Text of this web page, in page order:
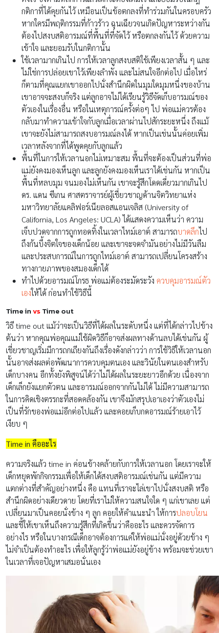
กติกาที่ได้คุยกันไว้ เหมือนเป็นข้อตกลงที่ทำร่วมกันในครอบครัว
หากใครมีพฤติกรรมที่ก้าวร้าว ฉุนเฉียวจนเกิดปัญหาระหว่างกัน
ต้องไปสงบสติอารมณ์ที่พื้นที่ที่จัดไว้ หรือตกลงกันไว้ ด้วยความ
เข้าใจ และยอมรับในกติกานั้น
ใช้เวลามากเกินไป การให้เวลาลูกสงบสติใช้เพียงเวลาสั้น ๆ และ
ไม่ใช่การปล่อยเขาไว้เพียงลำพัง และไม่สนใจอีกต่อไป เมื่อไหร่
ก็ตามที่คุณแยกเขาออกไปนั่งสำนึกผิดในมุมใดมุมหนึ่งของบ้าน
เขาอาจจะสงบก็จริง แต่ลูกอาจไม่ได้เรียนรู้วิธีจัดเก็บอารมณ์ของ
ตัวเองในเรื่องอื่น หรือในเหตุการณ์ครั้งต่อๆ ไป พ่อแม่ควรต้อง
กลับมาทำความเข้าใจกับลูกเมื่อเวลาผ่านไปสักระยะหนึ่ง ถึงแม้
เขาจะยังไม่สามารถสงบอารมณ์ลงได้ หากเป็นเช่นนั้นค่อยเพิ่ม
เวลาหลังจากที่ได้พูดคุยกับลูกแล้ว
พื้นที่ในการให้เวลานอกไม่เหมาะสม พื้นที่จะต้องเป็นส่วนที่พ่อ
แม่ยังคงมองเห็นลูก และลูกยังคงมองเห็นเราได้เช่นกัน หากเป็น
พื้นที่หลบมุม จนมองไม่เห็นกัน เขาจะรู้สึกโดดเดี่ยวมากเกินไป
ดร. แดน ซีเกน ศาสตราจารย์ผู้เชี่ยวชาญด้านจิตวิทยาแห่ง
มหาวิทยาลัยแคลิฟอร์เนียลอสแอนเจลิส (University of
California, Los Angeles: UCLA) ได้แสดงความเห็นว่า ความ
เจ็บปวดจากการถูกทอดทิ้งในเวลาไทม์เอาต์ สามารถบาดลึกไป
ถึงก้นบึ้งจิตใจของเด็กน้อย และเขาจะจดจำมันอย่างไม่มีวันลืม
และประสบการณ์ในการถูกไทม์เอาต์ สามารถเปลี่ยนโครงสร้าง
ทางกายภาพของสมองเด็กได้
ทำไปด้วยอารมณ์โกรธ พ่อแม่ต้องระมัดระวัง ควบคุมอารมณ์ตัว
เองให้ได้ ก่อนทำใช้วิธีนี้
Time invs Time out
วิธี time out แม้ว่าจะเป็นวิธีที่ได้ผลในระดับหนึ่ง แต่ที่ได้กล่าวไปข้าง
ต้นว่า หากคุณพ่อคุณแม่ใช้ผิดวิธีก็อาจส่งผลทางด้านลบได้เช่นกัน ผู้
เชี่ยวชาญเริ่มมีการถกเถียงกันถึงเรื่องดังกล่าวว่า การใช้วิธีให้เวลานอก
นั้นอาจส่งผลต่อพัฒนาการควบคุมตนเอง และวินัยในตนเองสำหรับ
เด็กบางคน อีกทั้งยังพิสูจน์ได้ว่าไม่ได้ผลในระยะยาวอีกด้วย เนื่องจาก
เด็กเล็กยังแยกตัวตน และอารมณ์ออกจากกันไม่ได้ ไม่มีความสามารถ
ในการคิดเชิงตรรกะที่สอดคล้องกัน เขาจึงมักสรุปเอาเองว่าตัวเองไม่
เป็นที่รักของพ่อแม่อีกต่อไปแล้ว และคอยเก็บกดอารมณ์ร้ายเอาไว้
เงียบ ๆ
Time in คืออะไร
ความจริงแล้ว time in ค่อนข้างคล้ายกับการให้เวลานอก โดยเราจะให้
เด็กหยุดพักกิจกรรมเพื่อให้เด็กได้สงบสติอารมณ์เช่นกัน แต่มีความ
แตกต่างที่สำคัญอย่างหนึ่ง คือ แทนที่เราจะไล่เขาไปนั่งสงบสติ หรือ
สำนึกผิดอย่างเดียวดาย โดยที่เราไม่ให้ความสนใจใด ๆ แก่เขาเลย แต่
เปลี่ยนมาเป็นคอยนั่งข้าง ๆ ลูก คอยให้คำแนะนำ ให้การปลอบโยน
และชี้ให้เขาเห็นถึงความรู้สึกที่เกิดขึ้นว่าคืออะไร และควรจัดการ
อย่างไร หรือในบางกรณีเด็กอาจต้องการแค่ให้พ่อแม่นั่งอยู่ด้วยข้าง ๆ
ไม่จำเป็นต้องทำอะไร เพื่อให้ลูกรู้ว่าพ่อแม่ยังอยู่ข้าง พร้อมจะช่วยเขา
ในเวลาที่เจอปัญหาเสมอนั่นเอง